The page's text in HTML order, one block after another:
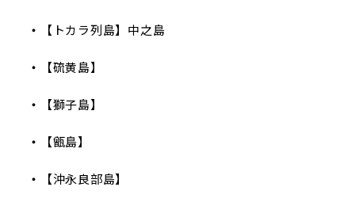
【トカラ列島】中之島
【硫黄島】
【獅子島】
【甑島】
【沖永良部島】